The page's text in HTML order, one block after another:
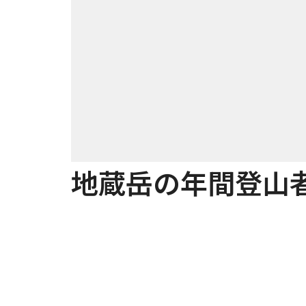
地蔵岳の年間登山